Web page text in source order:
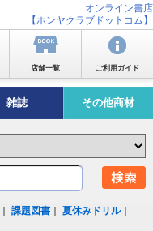
オンライン書店
【ホンヤクラブドットコム】
店舗一覧 ご利用ガイド
雑誌 その他商材
｜課題図書 ｜夏休みドリル｜